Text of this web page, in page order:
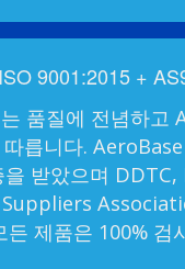
9001:2015 +
품질에 전념하고
릅니다.
받았으며 DDTC,
든 제품은 100% 검